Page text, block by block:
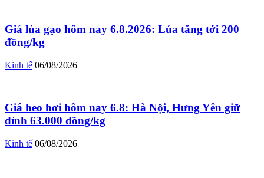
Giá lúa gạo hôm nay 6.8.2026: Lúa tăng tới 200
đồng/kg
Kinh tế 06/08/2026
Giá heo hơi hôm nay 6.8: Hà Nội, Hưng Yên giữ
đỉnh 63.000 đồng/kg
Kinh tế 06/08/2026